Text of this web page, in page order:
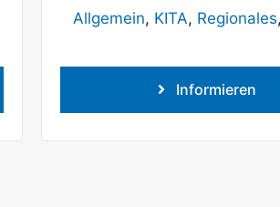
Allgemein, KITA, Regionales
Informieren